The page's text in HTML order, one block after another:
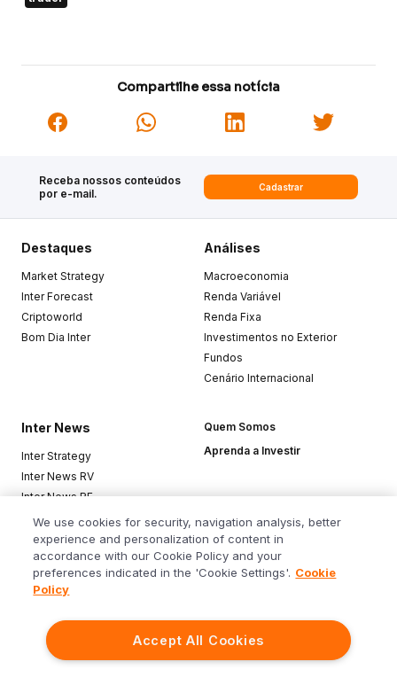
Compartilhe essa notícia
Receba nossos conteúdos
por e-mail.
Cadastrar
Siga o Inter
Destaques
Market Strategy
Inter Forecast
Criptoworld
Bom Dia Inter
Análises
Macroeconomia
Renda Variável
Renda Fixa
Investimentos no Exterior
Fundos
Cenário Internacional
Inter News
Inter Strategy
Inter News RV
Inter News RF
Top Funds
Quem Somos
Aprenda a Investir
Baixe o app
We use cookies for security, navigation analysis, better
experience and personalization of content in
accordance with our Cookie Policy and your
preferences indicated in the 'Cookie Settings'. Cookie
Policy
Accept All Cookies